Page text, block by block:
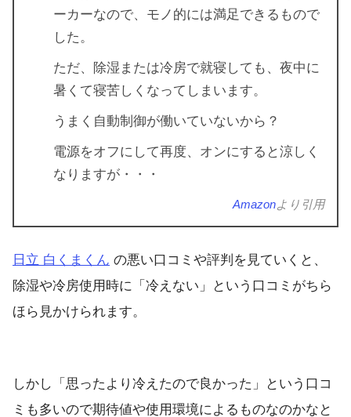
ーカーなので、モノ的には満足できるもので
した。
ただ、除湿または冷房で就寝しても、夜中に
暑くて寝苦しくなってしまいます。
うまく自動制御が働いていないから？
電源をオフにして再度、オンにすると涼しく
なりますが・・・
Amazonより引用
日立 白くまくん の悪い口コミや評判を見ていくと、
除湿や冷房使用時に「冷えない」という口コミがちら
ほら見かけられます。
しかし「思ったより冷えたので良かった」という口コ
ミも多いので期待値や使用環境によるものなのかなと